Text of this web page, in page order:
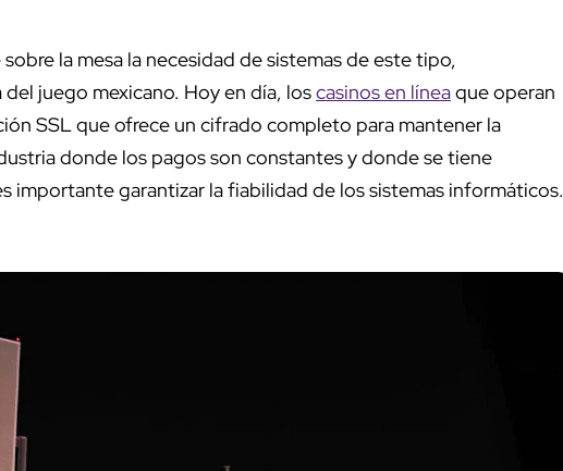
la mesa la necesidad de sistemas de este tipo,
juego mexicano. Hoy en día, loscasinos en líneaque operan
SSL que ofrece un cifrado completo para mantener la
donde los pagos son constantes y donde se tiene
importante garantizar la fiabilidad de los sistemas informáticos.